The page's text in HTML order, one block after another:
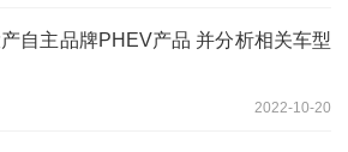
自主品牌PHEV产品 并分析相关车型
2022-10-20